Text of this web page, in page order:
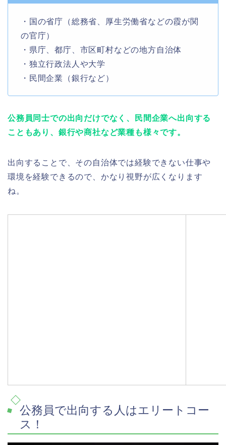
・国の省庁（総務省、厚生労働省などの霞が関
の官庁）
・県庁、都庁、市区町村などの地方自治体
・独立行政法人や大学
・民間企業（銀行など）
公務員同士での出向だけでなく、民間企業へ出向する
こともあり、銀行や商社など業種も様々です。
出向することで、その自治体では経験できない仕事や
環境を経験できるので、かなり視野が広くなります
ね。
公務員で出向する人はエリートコー
ス！